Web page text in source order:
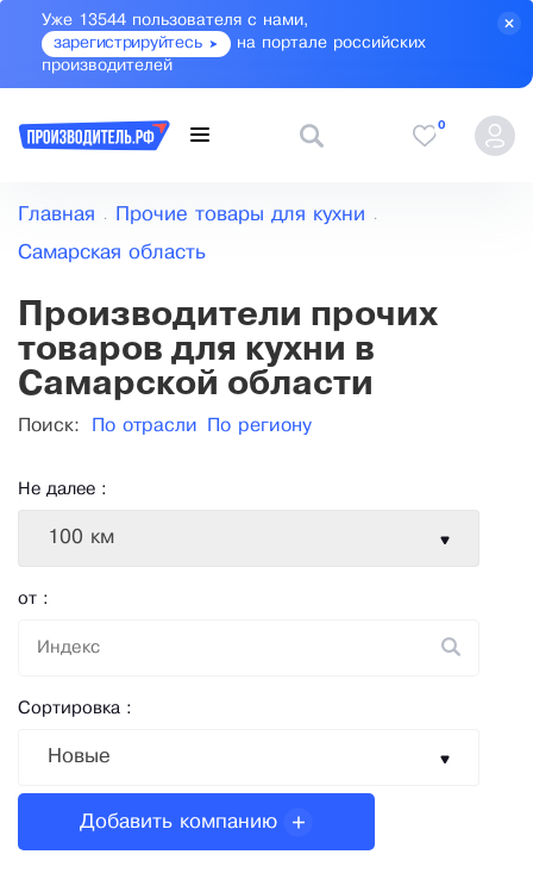
Уже 13544 пользователя с нами,
зарегистрируйтесь
на портале российских
производителей
0
Главная Прочие товары для кухни
Самарская область
Производители прочих
товаров для кухни в
Самарской области
Поиск: По отрасли По региону
Не далее :
100 км
от :
Сортировка :
Новые
Добавить компанию